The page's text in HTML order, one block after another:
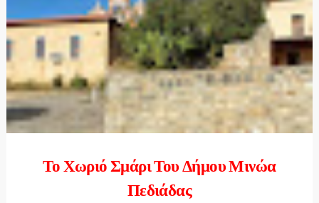
Το Χωριό Σμάρι Του Δήμου Μινώα
Πεδιάδας